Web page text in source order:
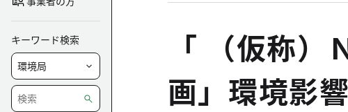
キーワード検索
「 （仮称
画」環境影